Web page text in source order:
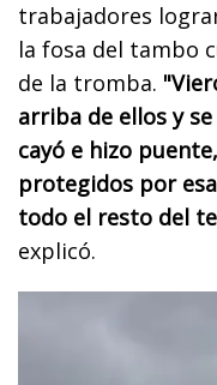
trabajadores
la fosa del tambo
de la tromba.
arriba de ellos y
cayó e hizo
protegidos por
todo el resto del
explicó.